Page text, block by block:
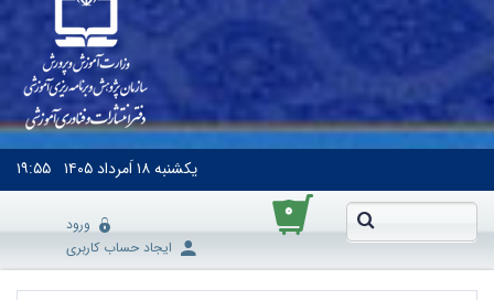
یکشنبه۱۸ اَمرداد ۱۴۰۵ ۱۹:۵۵
۰
ورود
ایجاد حساب کاربری